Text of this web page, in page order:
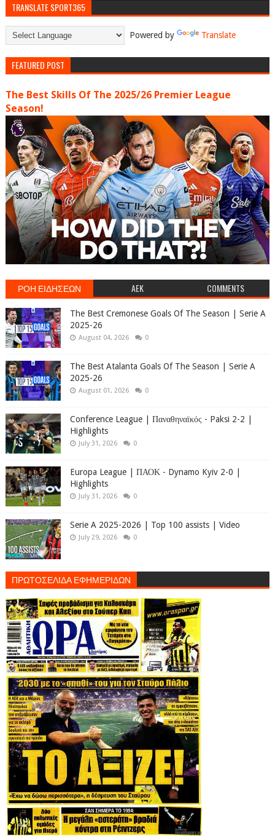
TRANSLATE SPORT365
Powered by Translate
FEATURED POST
The Best Skills Of The 2025/26 Premier League
Season!
ΡΟΗ ΕΙΔΗΣΕΩΝ AEK COMMENTS
The Best Cremonese Goals Of The Season | Serie A
2025-26
August 04, 2026 0
The Best Atalanta Goals Of The Season | Serie A
2025-26
August 01, 2026 0
Conference League | Παναθηναϊκός - Paksi 2-2 |
Highlights
July 31, 2026 0
Europa League | ΠΑΟΚ - Dynamo Kyiv 2-0 |
Highlights
July 31, 2026 0
Serie A 2025-2026 | Top 100 assists | Video
July 29, 2026 0
ΠΡΩΤΟΣΕΛΙΔΑ ΕΦΗΜΕΡΙΔΩΝ